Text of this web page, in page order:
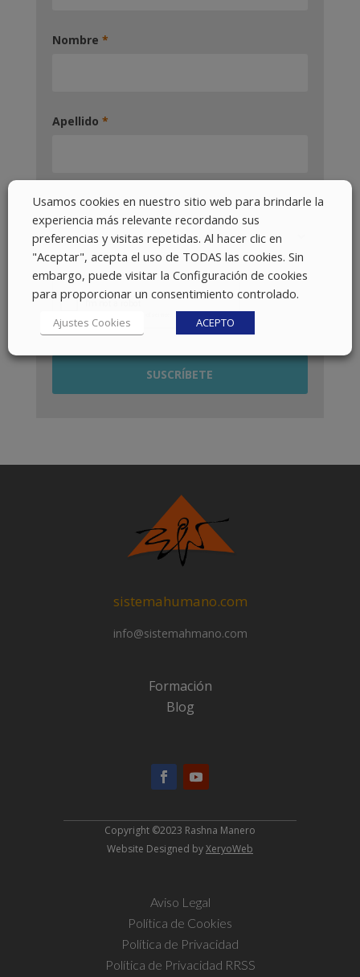
Nombre *
Apellido *
Pais *
sistemahumano.com
info@sistemahmano.com
Formación
Blog
Copyright ©2023 Rashna Manero
Website Designed byXeryoWeb
Aviso Legal
Política de Cookies
Política de Privacidad
Política de Privacidad RRSS
Usamos cookies en nuestro sitio web para brindarle la
experiencia más relevante recordando sus
preferencias y visitas repetidas. Al hacer clic en
"Aceptar", acepta el uso de TODAS las cookies. Sin
embargo, puede visitar la Configuración de cookies
para proporcionar un consentimiento controlado.
Ajustes Cookies ACEPTO